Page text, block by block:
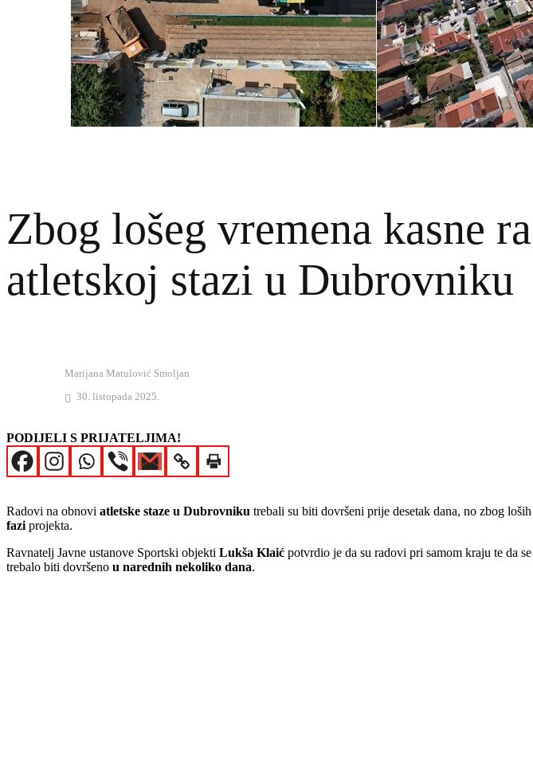
Zbog lošeg vremena kasne
atletskoj stazi u Dubrovniku
Marijana Matulović Smoljan
30. listopada 2025.
PODIJELI S PRIJATELJIMA!
Radovi na obnovi atletske staze u Dubrovniku trebali su biti dovršeni prije desetak dana, no zbog
fazi projekta.
Ravnatelj Javne ustanove Sportski objekti Lukša Klaić potvrdio je da su radovi pri samom kraju te da se
trebalo biti dovršeno u narednih nekoliko dana.